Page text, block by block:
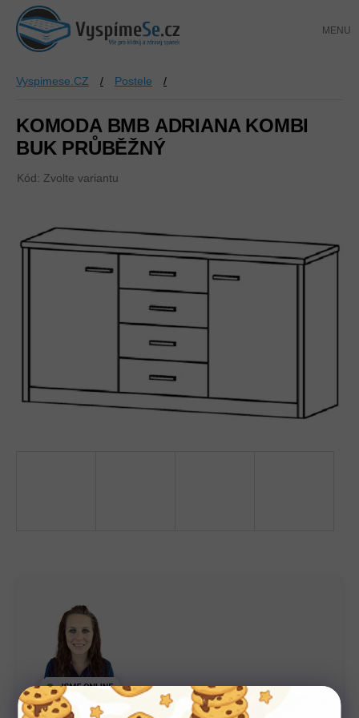
Přejít
obsah
KOŠÍK
Vyspimese.CZ / Postele /
KOMODA BMB ADRIANA KOMBI
BUK PRŮBĚŽNÝ
Kód: Zvolte variantu